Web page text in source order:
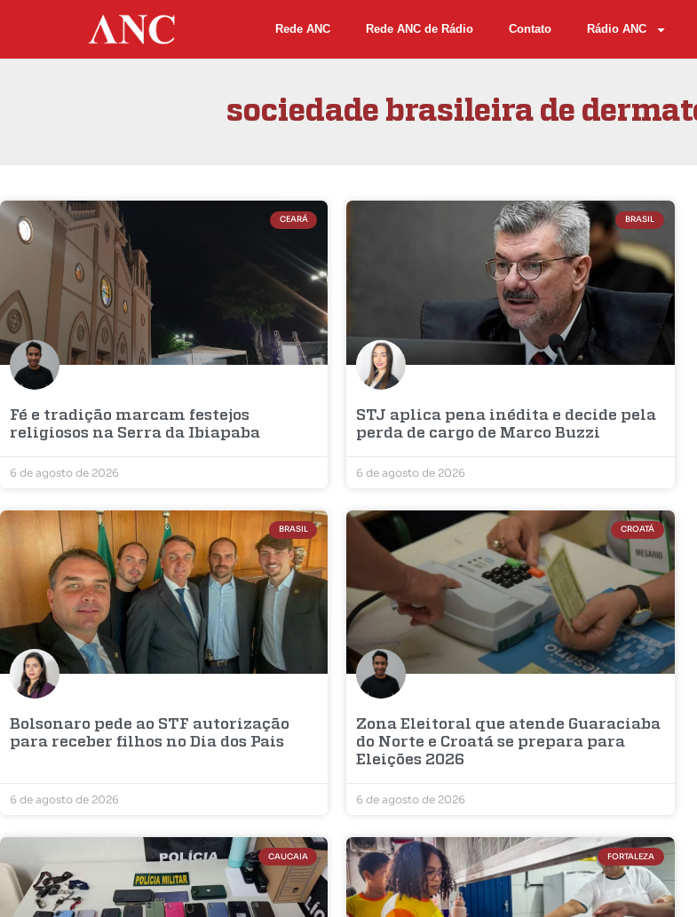
Rede ANC Rede ANC de Rádio Contato Rádio ANC
sociedade brasileira de
CEARÁ
Fé e tradição marcam festejos
religiosos na Serra da Ibiapaba
6 de agosto de 2026
BRASIL
STJ aplica pena inédita e decide pela
perda de cargo de Marco Buzzi
6 de agosto de 2026
BRASIL
Bolsonaro pede ao STF autorização
para receber filhos no Dia dos Pais
6 de agosto de 2026
CROATÁ
Zona Eleitoral que atende Guaraciaba
do Norte e Croatá se prepara para
Eleições 2026
6 de agosto de 2026
CAUCAIA FORTALEZA